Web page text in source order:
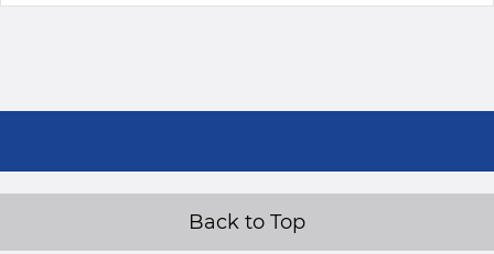
Back to Top